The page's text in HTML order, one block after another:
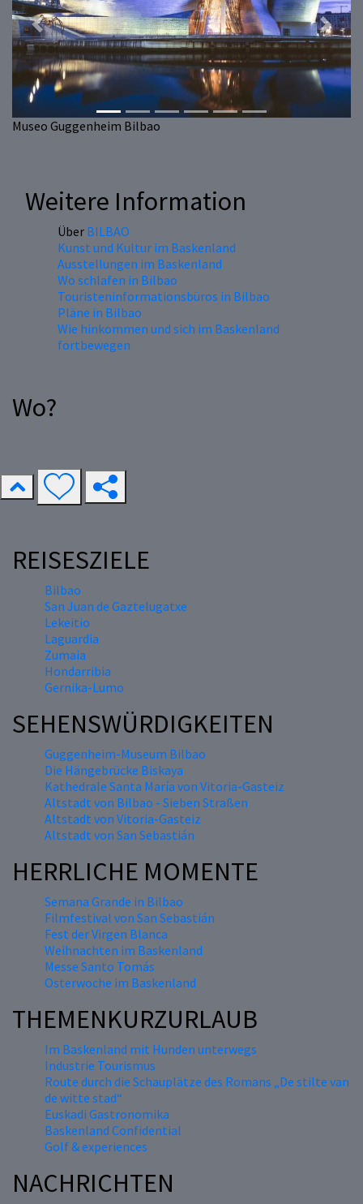
Museo Guggenheim Bilbao
Previous Next
Weitere Information
Über BILBAO
Kunst und Kultur im Baskenland
Ausstellungen im Baskenland
Wo schlafen in Bilbao
Touristeninformationsbüros in Bilbao
Pläne in Bilbao
Wie hinkommen und sich im Baskenland
fortbewegen
Wo?
REISESZIELE
Bilbao
San Juan de Gaztelugatxe
Lekeitio
Laguardia
Zumaia
Hondarribia
Gernika-Lumo
SEHENSWÜRDIGKEITEN
Guggenheim-Museum Bilbao
Die Hängebrücke Biskaya
Kathedrale Santa María von Vitoria-Gasteiz
Altstadt von Bilbao - Sieben Straßen
Altstadt von Vitoria-Gasteiz
Altstadt von San Sebastián
HERRLICHE MOMENTE
Semana Grande in Bilbao
Filmfestival von San Sebastián
Fest der Virgen Blanca
Weihnachten im Baskenland
Messe Santo Tomás
Osterwoche im Baskenland
THEMENKURZURLAUB
Im Baskenland mit Hunden unterwegs
Industrie Tourismus
Route durch die Schauplätze des Romans „De stilte van
de witte stad“
Euskadi Gastronomika
Baskenland Confidential
Golf & experiences
NACHRICHTEN